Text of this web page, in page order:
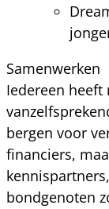
Samenwerken
Iedereen
bergen voor
financiers,
bondgenoten